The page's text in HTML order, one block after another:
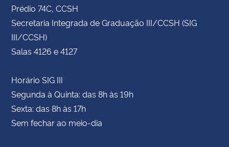
Prédio 74C, CCSH
Secretaria Integrada de Graduação III/CCSH (SIG
III/CCSH)
Salas 4126 e 4127
Horário SIG III
Segunda à Quinta: das 8h às 19h
Sexta: das 8h às 17h
Sem fechar ao meio-dia